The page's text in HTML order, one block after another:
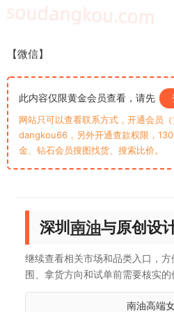
【微信】
此内容仅限黄金会员查看，请先
网站只可以查看联系方式，开通会员
dangkou66，另外开通查款权限，
金、钻石会员搜图找货、搜索比价。
深圳 南油与原创设
继续查看相关市场和品类入口，
围、拿货方向和试单前需要核实的
南油高端